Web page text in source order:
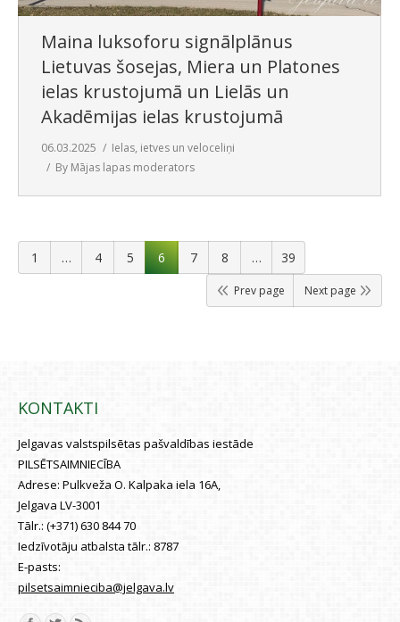
Maina luksoforu signālplānus
Lietuvas šosejas, Miera un Platones
ielas krustojumā un Lielās un
Akadēmijas ielas krustojumā
06.03.2025
Ielas, ietves un veloceliņi
By Mājas lapas moderators
1 … 4 5 6 7 8 … 39
Prev page Next page
KONTAKTI
Jelgavas valstspilsētas pašvaldības iestāde
PILSĒTSAIMNIECĪBA
Adrese: Pulkveža O. Kalpaka iela 16A,
Jelgava LV-3001
Tālr.: (+371) 630 844 70
Iedzīvotāju atbalsta tālr.: 8787
E-pasts:
pilsetsaimnieciba@jelgava.lv